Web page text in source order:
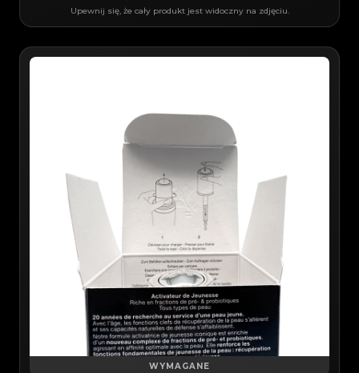
Upewnij się, że cały produkt jest widoczny na zdjęciu.
WYMAGANE